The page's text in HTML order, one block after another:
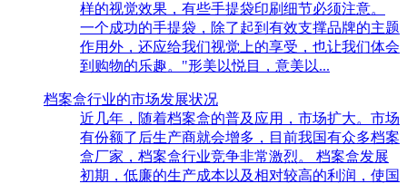
样的视觉效果，有些手提袋印刷细节必须注意。
一个成功的手提袋，除了起到有效支撑品牌的主题
作用外，还应给我们视觉上的享受，也让我们体会
到购物的乐趣。"形美以悦目，意美以...
档案盒行业的市场发展状况
近几年，随着档案盒的普及应用，市场扩大。市场
有份额了后生产商就会增多，目前我国有众多档案
盒厂家，档案盒行业竞争非常激烈。 档案盒发展
初期，低廉的生产成本以及相对较高的利润，使国